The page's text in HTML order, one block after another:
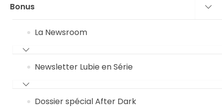
Bonus
La Newsroom
Newsletter Lubie en Série
Dossier spécial After Dark